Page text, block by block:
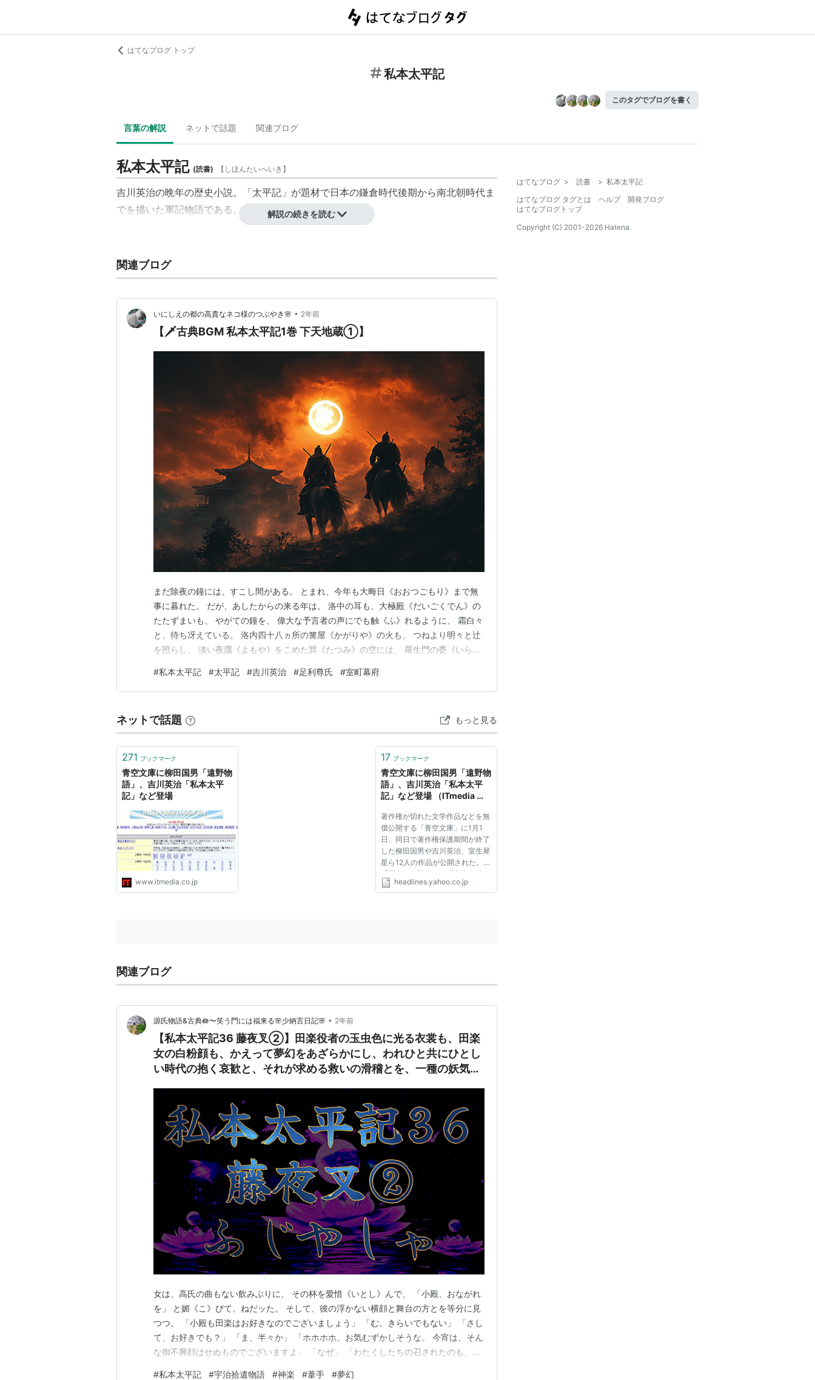
はてなブログ トップ
私本太平記
このタグでブログを書く
言葉の解説 ネットで話題 関連ブログ
私本太平記 (読書) 【 しほんたいへいき 】
吉川英治の晩年の歴史小説。「太平記」が題材で日本の鎌倉時代後期から南北朝時代ま
でを描いた軍記物語である。
解説の続きを読む
関連ブログ
いにしえの都の高貴なネコ様のつぶやき🌸 • 2年前
【🗡️古典BGM 私本太平記1巻 下天地蔵①】
まだ除夜の鐘には、すこし間がある。 とまれ、今年も大晦日《おおつごもり》まで無
事に暮れた。 だが、あしたからの来る年は。 洛中の耳も、大極殿《だいごくでん》の
たたずまいも、 やがての鐘を、 偉大な予言者の声にでも触《ふ》れるように、 霜白々
と、待ち冴えている。 洛内四十八ヵ所の篝屋《かがりや》の火も、 つねより明々と辻
を照らし、 淡い夜靄《よもや》をこめた巽《たつみ》の空には、 羅生門の甍《いら
れが、 あすの元日を待つでもなく、 飢《う》えおののいていたかもしれないが、 しか
し、 とにかく泰平の恩沢《おんたく》ともい…
#私本太平記 #太平記 #吉川英治 #足利尊氏 #室町幕府
ネットで話題 もっと見る
271 ブックマーク
青空文庫に柳田国男「遠野物
語」、吉川英治「私本太平
記」など登場
www.itmedia.co.jp
17 ブックマーク
青空文庫に柳田国男「遠野物
語」、吉川英治「私本太平
記」など登場 （ITmedia ニ
著作権が切れた文学作品などを無
償公開する「青空文庫」に1月1
日、同日で著作権保護期間が終了
した柳田国男や吉川英治、室生犀
星ら12人の作品が公開された。
【写真：公開された「私本太平
記」】 元日に公開されたのは秋
headlines.yahoo.co.jp
関連ブログ
源氏物語&古典🪷〜笑う門には福来る🌸少納言日記🌸 • 2年前
【私本太平記36 藤夜叉②】田楽役者の玉虫色に光る衣裳も、田楽
女の白粉顔も、かえって夢幻をあざらかにし、われひと共にひとし
い時代の抱く哀歓と、それが求める救いの滑稽とを、一種の妖気の
女は、高氏の曲もない飲みぶりに、 その杯を愛惜《いとし》んで、 「小殿、おながれ
を」 と媚《こ》びて、ねだッた。 そして、彼の浮かない横顔と舞台の方とを等分に見
つつ。 「小殿も田楽はお好きなのでございましょう」 「む。きらいでもない」 「さし
て、お好きでも？」 「ま、半々か」 「ホホホホ。お気むずかしそうな。 今宵は、そん
な御不興顔はせぬものでございますよ」 「なぜ」 「わたくしたちの召されたのも、花
#私本太平記 #宇治拾遺物語 #神楽 #葦手 #夢幻
はてなブログ > 読書 > 私本太平記
はてなブログ タグとは
ヘルプ
開発ブログ
はてなブログトップ
Copyright (C) 2001-2026 Hatena.